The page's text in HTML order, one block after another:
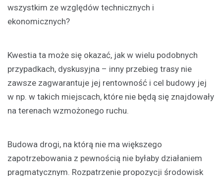
wszystkim ze względów technicznych i
ekonomicznych?
Kwestia ta może się okazać, jak w wielu podobnych
przypadkach, dyskusyjna – inny przebieg trasy nie
zawsze zagwarantuje jej rentowność i cel budowy jej
w np. w takich miejscach, które nie będą się znajdowały
na terenach wzmożonego ruchu.
Budowa drogi, na którą nie ma większego
zapotrzebowania z pewnością nie byłaby działaniem
pragmatycznym. Rozpatrzenie propozycji środowisk